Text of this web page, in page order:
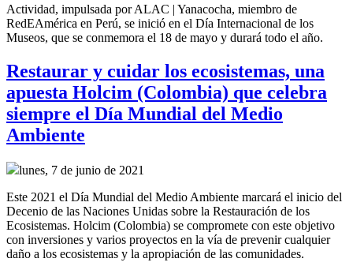
Actividad, impulsada por ALAC | Yanacocha, miembro de
RedEAmérica en Perú, se inició en el Día Internacional de los
Museos, que se conmemora el 18 de mayo y durará todo el año.
Restaurar y cuidar los ecosistemas, una
apuesta Holcim (Colombia) que celebra
siempre el Día Mundial del Medio
Ambiente
lunes, 7 de junio de 2021
Este 2021 el Día Mundial del Medio Ambiente marcará el inicio del
Decenio de las Naciones Unidas sobre la Restauración de los
Ecosistemas. Holcim (Colombia) se compromete con este objetivo
con inversiones y varios proyectos en la vía de prevenir cualquier
daño a los ecosistemas y la apropiación de las comunidades.